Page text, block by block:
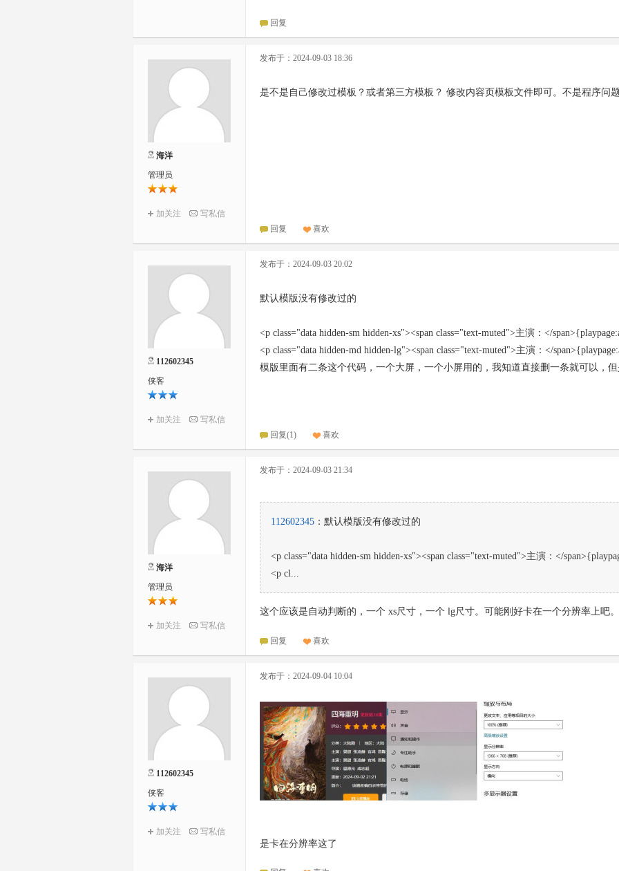
回复
海洋
管理员
加关注 写私信
发布于：2024-09-03 18:36
是不是自己修改过模板？或者第三方模板？ 修改内容页模板文件即可。不是程序问题
回复 喜欢
112602345
侠客
加关注 写私信
发布于：2024-09-03 20:02
默认模版没有修改过的
<p class="data hidden-sm hidden-xs"><span class="text-muted">主演：</
<p class="data hidden-md hidden-lg"><span class="text-muted">主演：</
模版里面有二条这个代码，一个大屏，一个小屏用的，我知道直接删一条就可以，
回复(1) 喜欢
海洋
管理员
加关注 写私信
发布于：2024-09-03 21:34
112602345 ：默认模版没有修改过的
<p class="data hidden-sm hidden-xs"><span class="text-muted">主演：</
<p cl...
这个应该是自动判断的，一个 xs尺寸，一个 lg尺寸。可能刚好卡在一个分辨率上吧
回复 喜欢
112602345
侠客
加关注 写私信
发布于：2024-09-04 10:04
是卡在分辨率这了